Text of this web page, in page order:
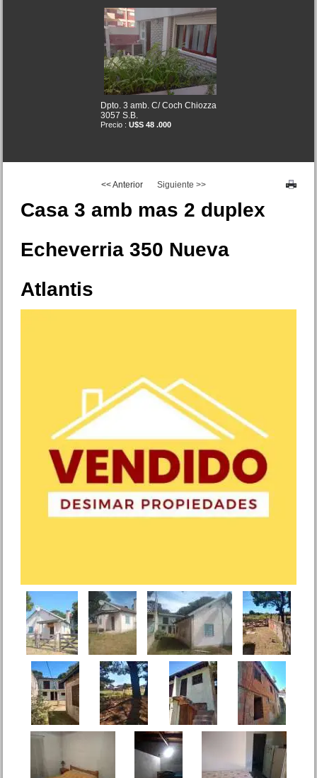
Dpto. 3 amb. C/ Coch Chiozza
3057 S.B.
Precio : U$S 48 .000
EXCELENTE
VENDIDO Dpto. 3 amb.
Azopardo 640 Mar de Ajo
Precio :U$S 26 .500
Dpto. 3 amb. Quinteros y Av.
Libertador San Martin
Precio :U$S 43 .000
<< Anterior Siguiente >>
Casa 3 amb mas 2 duplex
Echeverria 350 Nueva
Atlantis